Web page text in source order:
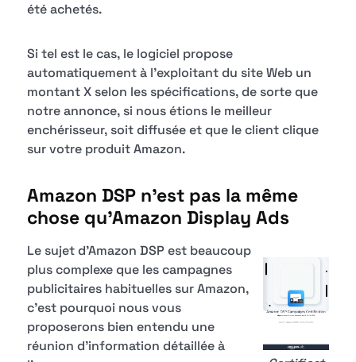
été achetés.
Si tel est le cas, le logiciel propose
automatiquement à l'exploitant du site Web un
montant X selon les spécifications, de sorte que
notre annonce, si nous étions le meilleur
enchérisseur, soit diffusée et que le client clique
sur votre produit Amazon.
Amazon DSP n'est pas la même
chose qu'Amazon Display Ads
Le sujet d'Amazon DSP est beaucoup
plus complexe que les campagnes
publicitaires habituelles sur Amazon,
c'est pourquoi nous vous
proposerons bien entendu une
réunion d'information détaillée à